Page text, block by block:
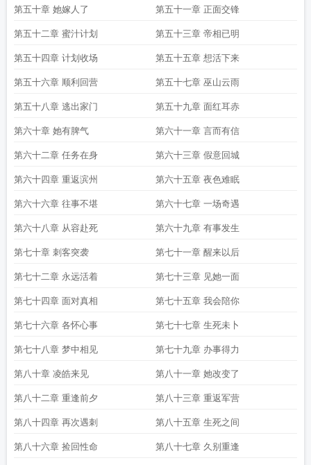
第五十章 她嫁人了 第五十一章 正面交锋
第五十二章 蜜汁计划 第五十三章 帝相已明
第五十四章 计划收场 第五十五章 想活下来
第五十六章 顺利回营 第五十七章 巫山云雨
第五十八章 逃出家门 第五十九章 面红耳赤
第六十章 她有脾气 第六十一章 言而有信
第六十二章 任务在身 第六十三章 假意回城
第六十四章 重返滨州 第六十五章 夜色难眠
第六十六章 往事不堪 第六十七章 一场奇遇
第六十八章 从容赴死 第六十九章 有事发生
第七十章 刺客突袭 第七十一章 醒来以后
第七十二章 永远活着 第七十三章 见她一面
第七十四章 面对真相 第七十五章 我会陪你
第七十六章 各怀心事 第七十七章 生死未卜
第七十八章 梦中相见 第七十九章 办事得力
第八十章 凌皓来见 第八十一章 她改变了
第八十二章 重逢前夕 第八十三章 重返军营
第八十四章 再次遇刺 第八十五章 生死之间
第八十六章 捡回性命 第八十七章 久别重逢